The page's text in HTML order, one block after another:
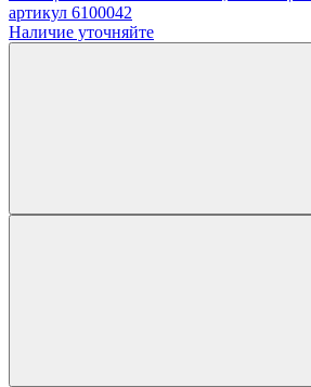
артикул 6100042
Наличие уточняйте